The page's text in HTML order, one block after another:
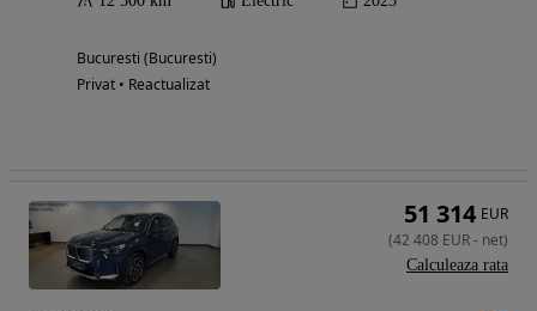
Bucuresti (Bucuresti)
Privat • Reactualizat
51 314 EUR
(42 408 EUR- net)
Calculeaza rata